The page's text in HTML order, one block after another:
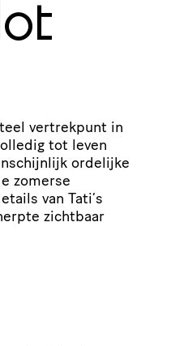
vertrekpunt in
tot leven
ordelijke
zomerse
van Tati’s
zichtbaar